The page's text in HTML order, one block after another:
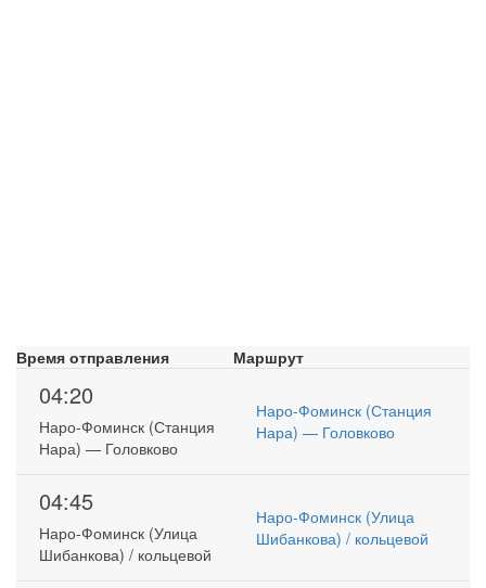
Время отправления Маршрут
04:20
Наро-Фоминск (Станция
Нара) — Головково
Наро-Фоминск (Станция
Нара) — Головково
04:45
Наро-Фоминск (Улица
Шибанкова) / кольцевой
Наро-Фоминск (Улица
Шибанкова) / кольцевой